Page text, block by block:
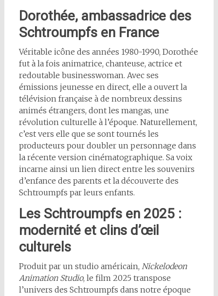
Dorothée, ambassadrice des
Schtroumpfs en France
Véritable icône des années 1980-1990, Dorothée
fut à la fois animatrice, chanteuse, actrice et
redoutable businesswoman. Avec ses
émissions jeunesse en direct, elle a ouvert la
télévision française à de nombreux dessins
animés étrangers, dont les mangas, une
révolution culturelle à l’époque. Naturellement,
c’est vers elle que se sont tournés les
producteurs pour doubler un personnage dans
la récente version cinématographique. Sa voix
incarne ainsi un lien direct entre les souvenirs
d’enfance des parents et la découverte des
Schtroumpfs par leurs enfants.
Les Schtroumpfs en 2025 :
modernité et clins d’œil
culturels
Produit par un studio américain, Nickelodeon
Animation Studio, le film 2025 transpose
l’univers des Schtroumpfs dans notre époque